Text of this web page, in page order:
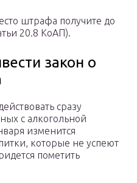
штрафа получите до
20.8 КоАП).
закон о
сразу
с алкогольной
изменится
которые не успеют
пометить